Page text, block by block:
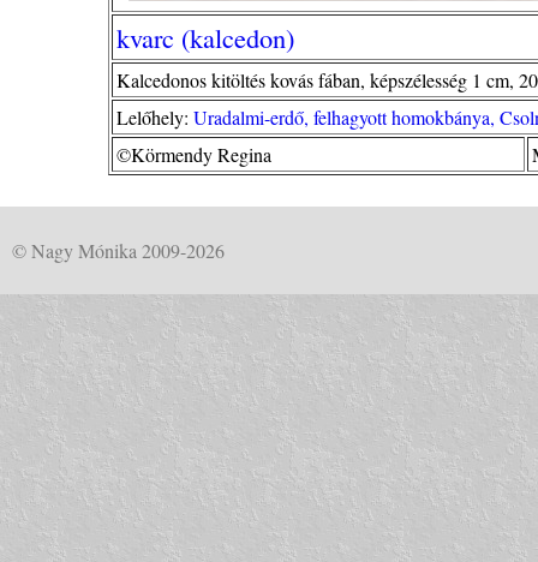
kvarc (kalcedon)
Kalcedonos kitöltés kovás fában, képszélesség 1 cm,
Lelőhely: Uradalmi-erdő, felhagyott homokbánya,
©Körmendy Regina
© Nagy Mónika 2009-2026